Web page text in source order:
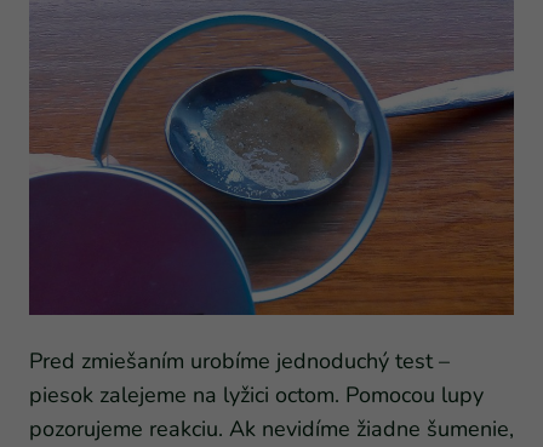
Pred zmiešaním urobíme jednoduchý test –
piesok zalejeme na lyžici octom. Pomocou lupy
pozorujeme reakciu. Ak nevidíme žiadne šumenie,